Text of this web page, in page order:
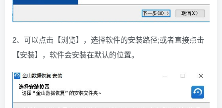
2、可以点击【浏览】，选择软件的安装路径;或者直接点击
【安装】，软件会安装在默认的位置。